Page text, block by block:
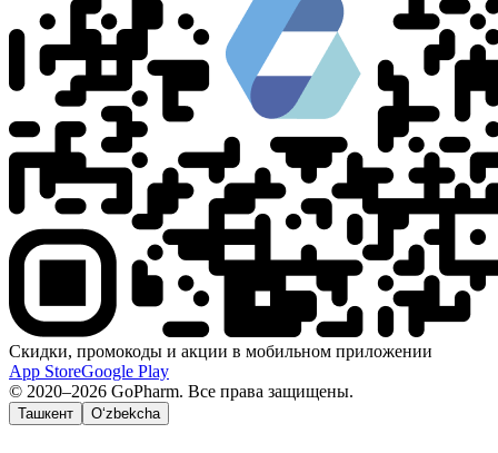
Скидки, промокоды и акции в мобильном приложении
App StoreGoogle Play
© 2020–2026 GoPharm. Все права защищены.
Ташкент O‘zbekcha